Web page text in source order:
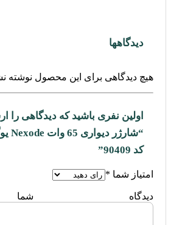
دیدگاهها
هیچ دیدگاهی برای این محصول نوشته
اولین نفری باشید که دیدگاهی را
کد 90409”
امتیاز شما *
دیدگاه